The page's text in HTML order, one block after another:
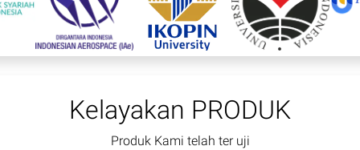
Kelayakan PRODUK
Produk Kami telah ter uji